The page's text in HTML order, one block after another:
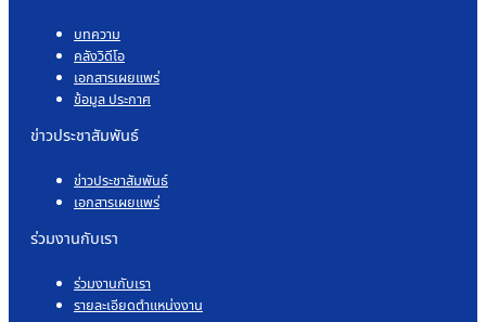
บทความ
คลังวิดีโอ
เอกสารเผยแพร่
ข้อมูล ประกาศ
ข่าวประชาสัมพันธ์
ข่าวประชาสัมพันธ์
เอกสารเผยแพร่
ร่วมงานกับเรา
ร่วมงานกับเรา
รายละเอียดตำแหน่งงาน